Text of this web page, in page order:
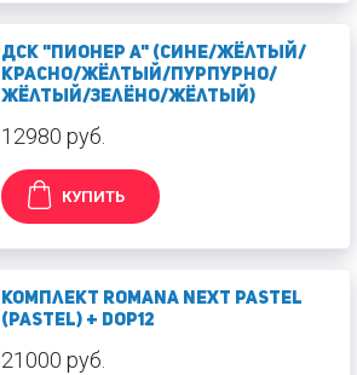
ДСК "Пионер А" (сине/жёлтый/
красно/жёлтый/пурпурно/
жёлтый/зелёно/жёлтый)
12980 руб.
КУПИТЬ
Комплект ROMANA Next Pastel
(Pastel) + Dop12
21000 руб.